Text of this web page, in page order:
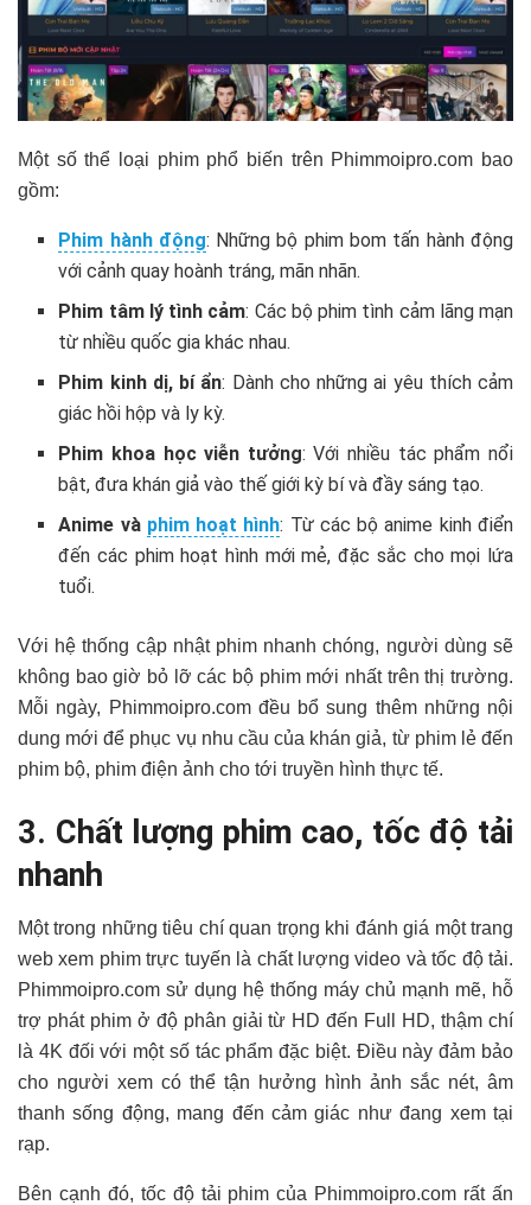
Một số thể loại phim phổ biến trên Phimmoipro.com bao
gồm:
Phim hành động: Những bộ phim bom tấn hành động
với cảnh quay hoành tráng, mãn nhãn.
Phim tâm lý tình cảm: Các bộ phim tình cảm lãng mạn
từ nhiều quốc gia khác nhau.
Phim kinh dị, bí ẩn: Dành cho những ai yêu thích cảm
giác hồi hộp và ly kỳ.
Phim khoa học viễn tưởng: Với nhiều tác phẩm nổi
bật, đưa khán giả vào thế giới kỳ bí và đầy sáng tạo.
Anime và phim hoạt hình: Từ các bộ anime kinh điển
đến các phim hoạt hình mới mẻ, đặc sắc cho mọi lứa
tuổi.
Với hệ thống cập nhật phim nhanh chóng, người dùng sẽ
không bao giờ bỏ lỡ các bộ phim mới nhất trên thị trường.
Mỗi ngày, Phimmoipro.com đều bổ sung thêm những nội
dung mới để phục vụ nhu cầu của khán giả, từ phim lẻ đến
phim bộ, phim điện ảnh cho tới truyền hình thực tế.
3. Chất lượng phim cao, tốc độ tải
nhanh
Một trong những tiêu chí quan trọng khi đánh giá một trang
web xem phim trực tuyến là chất lượng video và tốc độ tải.
Phimmoipro.com sử dụng hệ thống máy chủ mạnh mẽ, hỗ
trợ phát phim ở độ phân giải từ HD đến Full HD, thậm chí
là 4K đối với một số tác phẩm đặc biệt. Điều này đảm bảo
cho người xem có thể tận hưởng hình ảnh sắc nét, âm
thanh sống động, mang đến cảm giác như đang xem tại
rạp.
Bên cạnh đó, tốc độ tải phim của Phimmoipro.com rất ấn